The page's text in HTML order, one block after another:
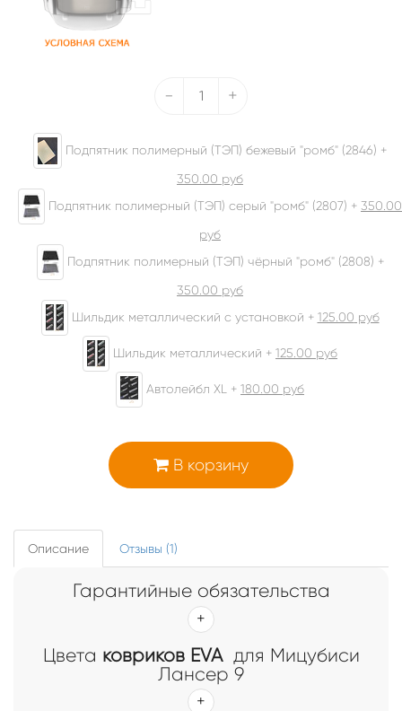
- +
Подпятник полимерный (ТЭП) бежевый "ромб" (2846) +
350.00 руб
Подпятник полимерный (ТЭП) серый "ромб" (2807) + 350.00
руб
Подпятник полимерный (ТЭП) чёрный "ромб" (2808) +
350.00 руб
Шильдик металлический с установкой + 125.00 руб
Шильдик металлический + 125.00 руб
Автолейбл XL + 180.00 руб
В корзину
Описание Отзывы (1)
Гарантийные обязательства
Цвета ковриков EVAдля Мицубиси
Лансер 9